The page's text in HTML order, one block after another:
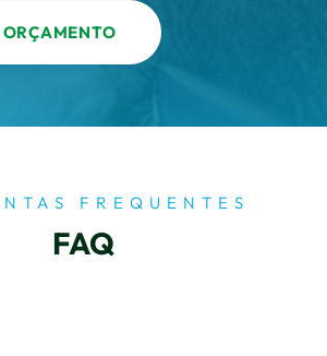
FREQUENTES
FAQ